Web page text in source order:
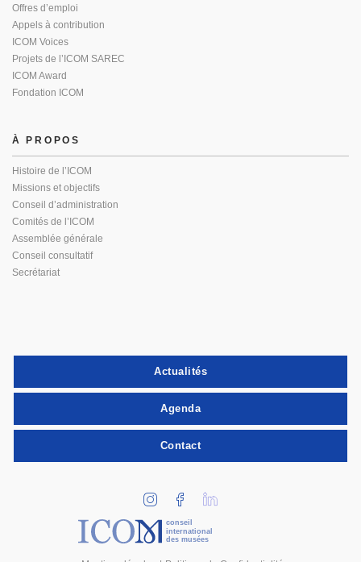
Offres d’emploi
Appels à contribution
ICOM Voices
Projets de l’ICOM SAREC
ICOM Award
Fondation ICOM
À PROPOS
Histoire de l’ICOM
Missions et objectifs
Conseil d’administration
Comités de l’ICOM
Assemblée générale
Conseil consultatif
Secrétariat
Actualités
Agenda
Contact
conseil
international
des musées